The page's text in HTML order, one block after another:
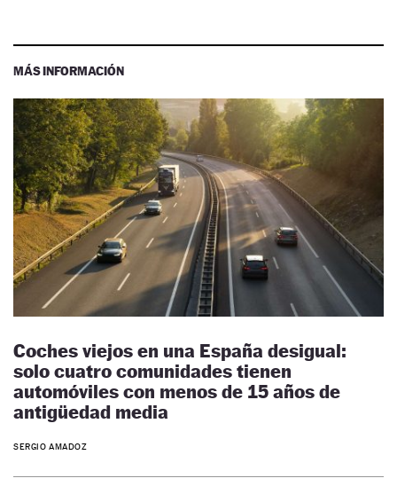
MÁS INFORMACIÓN
Coches viejos en una España desigual:
solo cuatro comunidades tienen
automóviles con menos de 15 años de
antigüedad media
SERGIO AMADOZ